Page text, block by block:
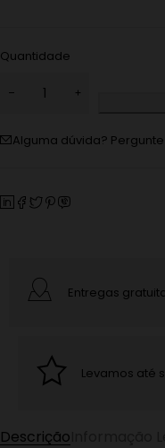
Quantidade
Alguma dúvida?
Entregas
Levamos até
Descrição